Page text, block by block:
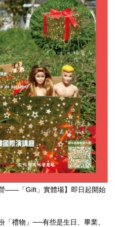
——「Gift」實體場】即日起開始
禮物」──有些是生日、畢業、